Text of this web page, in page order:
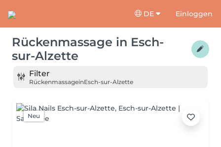
DE Einloggen
Rückenmassage in Esch-
sur-Alzette
Filter
RückenmassageinEsch-sur-Alzette
Neu